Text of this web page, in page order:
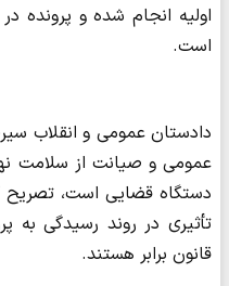
اولیه انجام شده و پرونده
است.
دادستان عمومی و انقلاب
عمومی و صیانت از سلامت
دستگاه قضایی است، تصریح
تأثیری در روند رسیدگی به
قانون برابر هستند.